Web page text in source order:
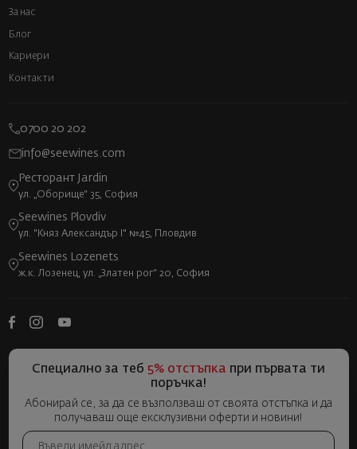
За нас
Блог
Кариери
Контакти
0700 20 202
info@seewines.com
Ресторант Jardin
ул. „Оборище“ 35, София
Seewines Plovdiv
ул. "Княз Александър I" №45, Пловдив
Seewines Lozenets
ж.к. Лозенец, ул. „Златен рог“ 20, София
Специално за теб 5% отстъпка при първата ти
поръчка!
Абонирай се, за да се възползваш от своята отстъпка и да
получаваш още ексклузивни оферти и новини!